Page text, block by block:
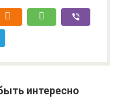
интересно